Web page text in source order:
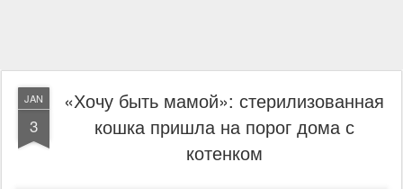
JAN
3
«Хочу быть мамой»: стерилизованная
кошка пришла на порог дома с
котенком